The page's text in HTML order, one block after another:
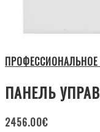
ПАНЕЛЬ
2456.00€